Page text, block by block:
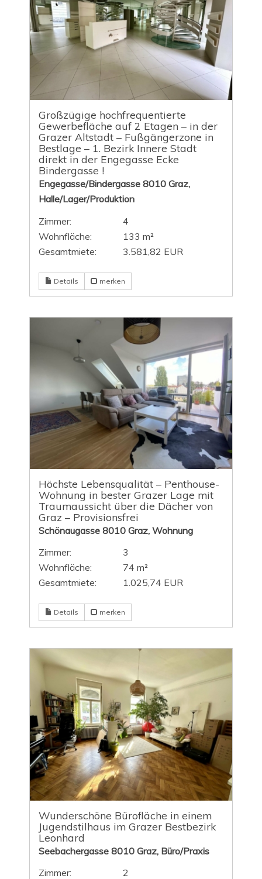
Großzügige hochfrequentierte
Gewerbefläche auf 2 Etagen – in der
Grazer Altstadt – Fußgängerzone in
Bestlage – 1. Bezirk Innere Stadt
direkt in der Engegasse Ecke
Bindergasse !
Engegasse/Bindergasse 8010 Graz,
Halle/Lager/Produktion
Zimmer:
4
Wohnfläche:
133 m²
Gesamtmiete:
3.581,82 EUR
Details merken
Höchste Lebensqualität – Penthouse-
Wohnung in bester Grazer Lage mit
Traumaussicht über die Dächer von
Graz – Provisionsfrei
Schönaugasse 8010 Graz, Wohnung
Zimmer:
3
Wohnfläche:
74 m²
Gesamtmiete:
1.025,74 EUR
Details merken
Wunderschöne Bürofläche in einem
Jugendstilhaus im Grazer Bestbezirk
Leonhard
Seebachergasse 8010 Graz, Büro/Praxis
Zimmer:
2